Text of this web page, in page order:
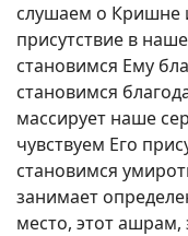
слушаем о Кришне
присутствие в
становимся Ему
становимся
массирует наше
чувствуем Его
становимся
занимает
место, этот ашрам,